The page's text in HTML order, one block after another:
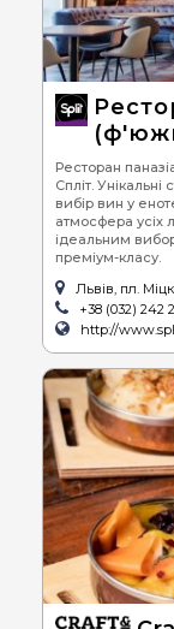
Ресторан
Спліт.
вибір вин у
атмосфера усіх
ідеальним
преміум-класу.
Львів, пл.
+38 (032) 242
http://